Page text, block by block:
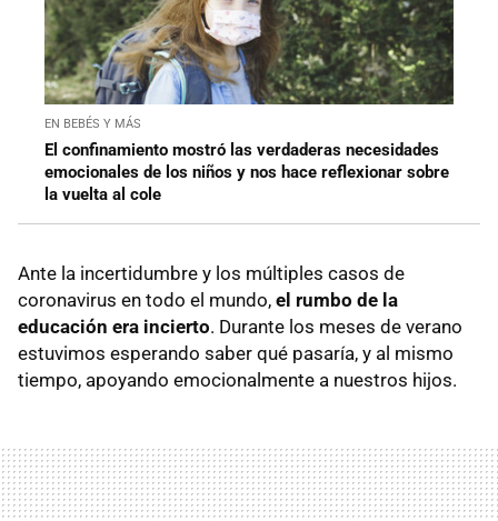
EN BEBÉS Y MÁS
El confinamiento mostró las verdaderas necesidades
emocionales de los niños y nos hace reflexionar sobre
la vuelta al cole
Ante la incertidumbre y los múltiples casos de
coronavirus en todo el mundo, el rumbo de la
educación era incierto. Durante los meses de verano
estuvimos esperando saber qué pasaría, y al mismo
tiempo, apoyando emocionalmente a nuestros hijos.